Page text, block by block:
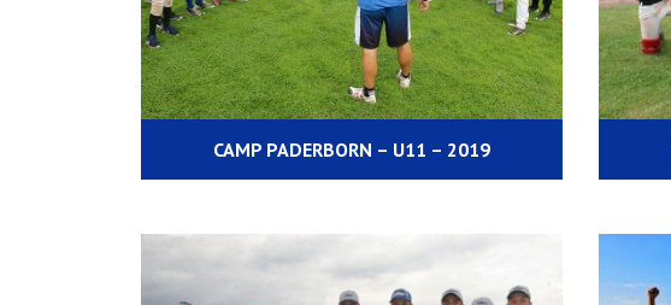
CAMP PADERBORN – U11 – 2019